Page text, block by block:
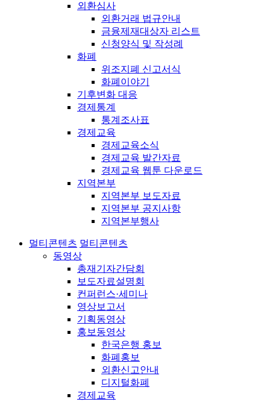
외환심사
외환거래 법규안내
금융제재대상자 리스트
신청양식 및 작성례
화폐
위조지폐 신고서식
화폐이야기
기후변화 대응
경제통계
통계조사표
경제교육
경제교육소식
경제교육 발간자료
경제교육 웹툰 다운로드
지역본부
지역본부 보도자료
지역본부 공지사항
지역본부행사
멀티콘텐츠 멀티콘텐츠
동영상
총재기자간담회
보도자료설명회
컨퍼런스·세미나
영상보고서
기획동영상
홍보동영상
한국은행 홍보
화폐홍보
외환신고안내
디지털화폐
경제교육